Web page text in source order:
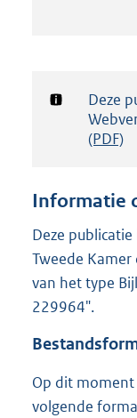
Deze
(PDF)
Informatie
Deze
Tweede
van het type
229964".
Op dit moment
volgende